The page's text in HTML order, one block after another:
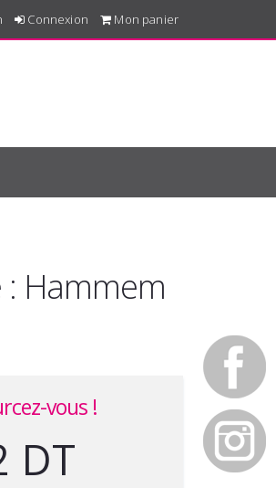
Connexion Mon panier
Hammem
vous !
DT